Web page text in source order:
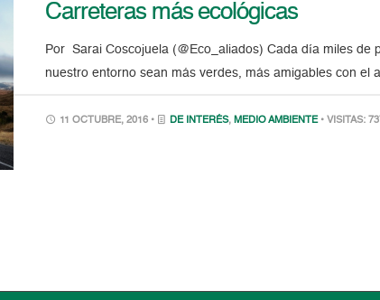
Carreteras más ecológicas
Por Sarai Coscojuela (@Eco_aliados) Cada día miles
nuestro entorno sean más verdes, más amigables con el
11 OCTUBRE, 2016 • DE INTERÉS, MEDIO AMBIENTE • VISITAS: